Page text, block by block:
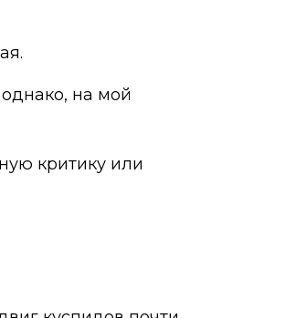
на мой
критику или